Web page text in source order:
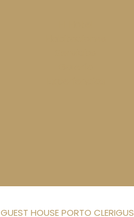
GUEST HOUSE PORTO CLERIGUS